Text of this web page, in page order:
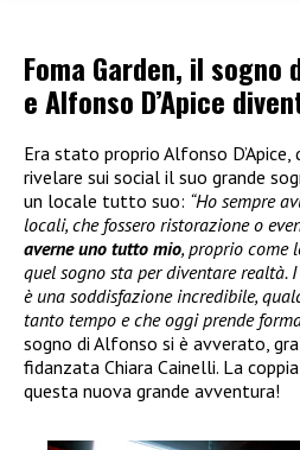
Foma Garden, il sogno
e Alfonso D’Apice
Era stato proprio Alfonso
rivelare sui social il suo grande
un locale tutto suo: “Ho sempre
locali, che fossero ristorazione o
averne uno tutto mio, proprio come
quel sogno sta per diventare
è una soddisfazione incredibile,
tanto tempo e che oggi prende
sogno di Alfonso si è avverato,
fidanzata Chiara Cainelli. La
questa nuova grande avventura!